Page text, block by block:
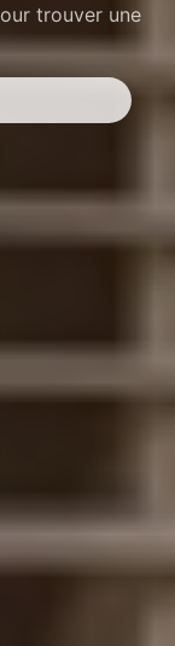
trouver une